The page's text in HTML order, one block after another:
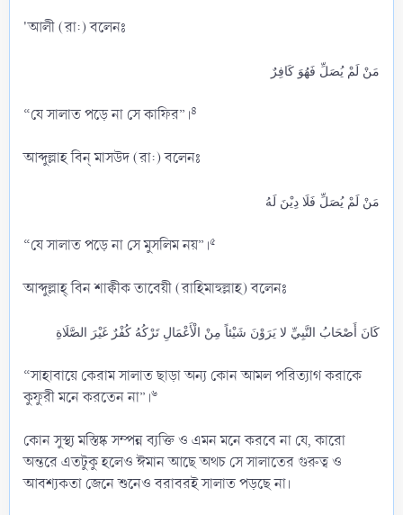
'আলী (রা:) বলেনঃ
مَنْ لَمْ يُصَلِّ فَهُوَ كَافِرٌ
“যে সালাত পড়ে না সে কাফির”।৪
আব্দুল্লাহ বিন্ মাসউদ (রা:) বলেনঃ
مَنْ لَمْ يُصَلِّ فَلَا دِيْنَ لَهُ
“যে সালাত পড়ে না সে মুসলিম নয়”।৫
আব্দুল্লাহ্ বিন শাক্বীক তাবেয়ী (রাহিমাহুল্লাহ) বলেনঃ
كَانَ أَصْحَابُ النَّبِيِّ لا يَرَوْنَ شَيْئاً مِنْ الْأَعْمَالِ تَرْكُهُ كُفْرٌ غَيْرَ الصَّلَاةِ
“সাহাবায়ে কেরাম সালাত ছাড়া অন্য কোন আমল পরিত্যাগ করাকে
কুফুরী মনে করতেন না”।৬
কোন সুস্থ্য মস্তিষ্ক সম্পন্ন ব্যক্তি ও এমন মনে করবে না যে, কারো
অন্তরে এতটুকু হলেও ঈমান আছে অথচ সে সালাতের গুরুত্ব ও
আবশ্যকতা জেনে শুনেও বরাবরই সালাত পড়ছে না।